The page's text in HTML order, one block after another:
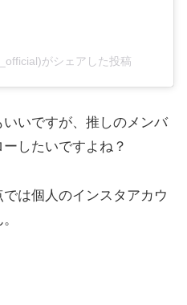
がシェアした投稿
いですが、推しのメンバ
したいですよね？
は個人のインスタアカウ